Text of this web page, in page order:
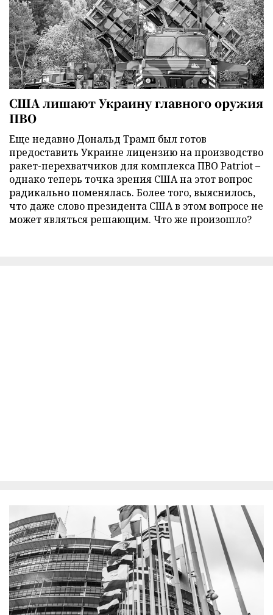
США лишают Украину главного оружия
ПВО
Еще недавно Дональд Трамп был готов
предоставить Украине лицензию на производство
ракет-перехватчиков для комплекса ПВО Patriot –
однако теперь точка зрения США на этот вопрос
радикально поменялась. Более того, выяснилось,
что даже слово президента США в этом вопросе не
может являться решающим. Что же произошло?